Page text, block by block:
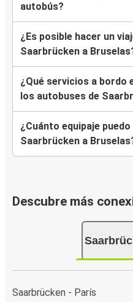
autobús?
¿Es posible hacer un
Saarbrücken a
¿Qué servicios a bordo
los autobuses de
¿Cuánto equipaje
Saarbrücken a
Descubre más
Saarbrücken - París